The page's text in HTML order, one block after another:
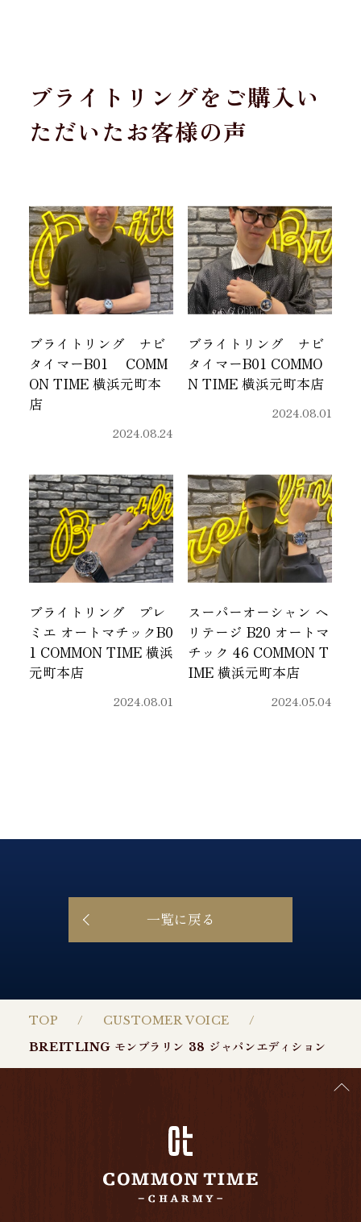
TOP
CUSTOMER VOICE
BREITLING モンブラリン 38 ジャパンエディション
ブライトリングをご購入い
ただいたお客様の声
ブライトリング ナビ
タイマーB01 COMM
ON TIME 横浜元町本
店
2024.08.24
ブライトリング ナビ
タイマーB01 COMMO
N TIME 横浜元町本店
2024.08.01
ブライトリング プレ
ミエ オートマチックB0
1 COMMON TIME 横浜
元町本店
2024.08.01
スーパーオーシャン ヘ
リテージ B20 オートマ
チック 46 COMMON T
IME 横浜元町本店
2024.05.04
一覧に戻る